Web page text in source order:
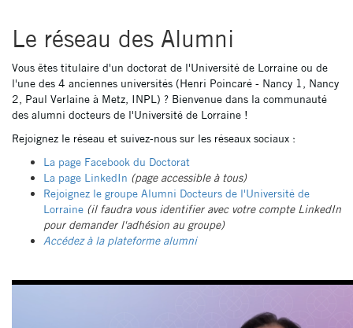
Le réseau des Alumni
Vous êtes titulaire d'un doctorat de l'Université de Lorraine ou de
l'une des 4 anciennes universités (Henri Poincaré - Nancy 1, Nancy
2, Paul Verlaine à Metz, INPL) ? Bienvenue dans la communauté
des alumni docteurs de l'Université de Lorraine !
Rejoignez le réseau et suivez-nous sur les réseaux sociaux :
La page Facebook du Doctorat
La page LinkedIn (page accessible à tous)
Rejoignez le groupe Alumni Docteurs de l'Université de
Lorraine (il faudra vous identifier avec votre compte LinkedIn
pour demander l'adhésion au groupe)
Accédez à la plateforme alumni